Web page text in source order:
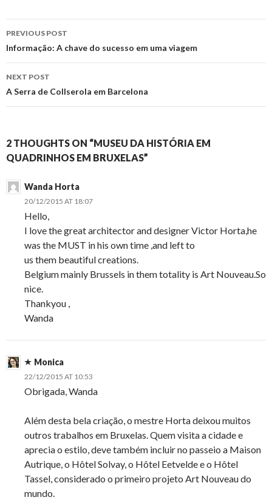
Post
navigation
PREVIOUS POST
Informação: A chave do sucesso em uma viagem
NEXT POST
A Serra de Collserola em Barcelona
2 THOUGHTS ON “MUSEU DA HISTÓRIA EM
QUADRINHOS EM BRUXELAS”
Wanda Horta
20/12/2015 AT 18:07
Hello,
I love the great architector and designer Victor Horta,he
was the MUST in his own time ,and left to
us them beautiful creations.
Belgium mainly Brussels in them totality is Art Nouveau.So
nice.
Thankyou ,
Wanda
Monica
22/12/2015 AT 10:53
Obrigada, Wanda
Além desta bela criação, o mestre Horta deixou muitos
outros trabalhos em Bruxelas. Quem visita a cidade e
aprecia o estilo, deve também incluir no passeio a Maison
Autrique, o Hôtel Solvay, o Hôtel Eetvelde e o Hôtel
Tassel, considerado o primeiro projeto Art Nouveau do
mundo.